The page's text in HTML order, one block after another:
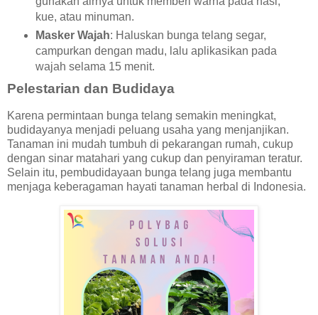
kue, atau minuman.
Masker Wajah: Haluskan bunga telang segar,
campurkan dengan madu, lalu aplikasikan pada
wajah selama 15 menit.
Pelestarian dan Budidaya
Karena permintaan bunga telang semakin meningkat,
budidayanya menjadi peluang usaha yang menjanjikan.
Tanaman ini mudah tumbuh di pekarangan rumah, cukup
dengan sinar matahari yang cukup dan penyiraman teratur.
Selain itu, pembudidayaan bunga telang juga membantu
menjaga keberagaman hayati tanaman herbal di Indonesia.